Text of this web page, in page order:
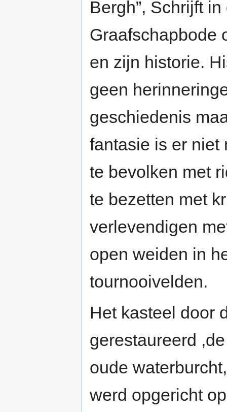
Bergh”, Schrijft
Graafschapbode
en zijn historie.
geen
geschiedenis
fantasie is er niet
te bevolken met
te bezetten met
verlevendigen
open weiden in
tournooivelden.
Het kasteel door
gerestaureerd
oude
werd opgericht